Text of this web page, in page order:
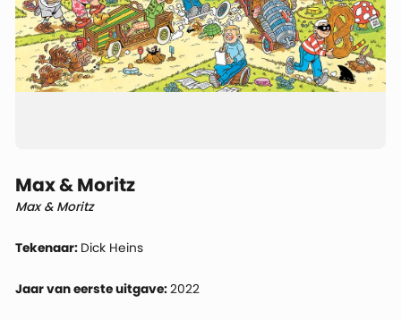
Max & Moritz
Max & Moritz
Tekenaar: Dick Heins
Jaar van eerste uitgave:2022